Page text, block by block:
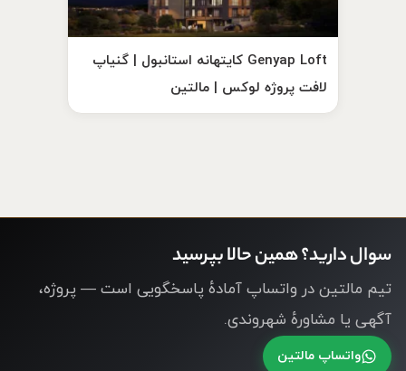
Genyap Loft کایتهانه استانبول | گنیاپ
لافت پروژه لوکس | مالتین
سوال دارید؟ همین حالا بپرسید
تیم مالتین در واتساپ آمادهٔ پاسخگویی است — پروژه،
آگهی یا مشاورهٔ شهروندی.
واتساپ مالتین